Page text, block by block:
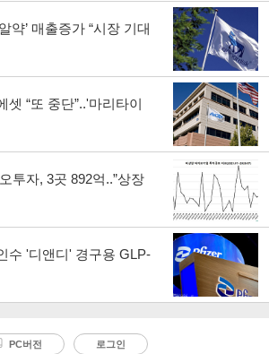
약’ 매출증가 “시장 기대
셋 “또 중단”..'마리타이
투자, 3곳 892억..”상장
수 '디앤디' 경구용 GLP-
PC버전 로그인